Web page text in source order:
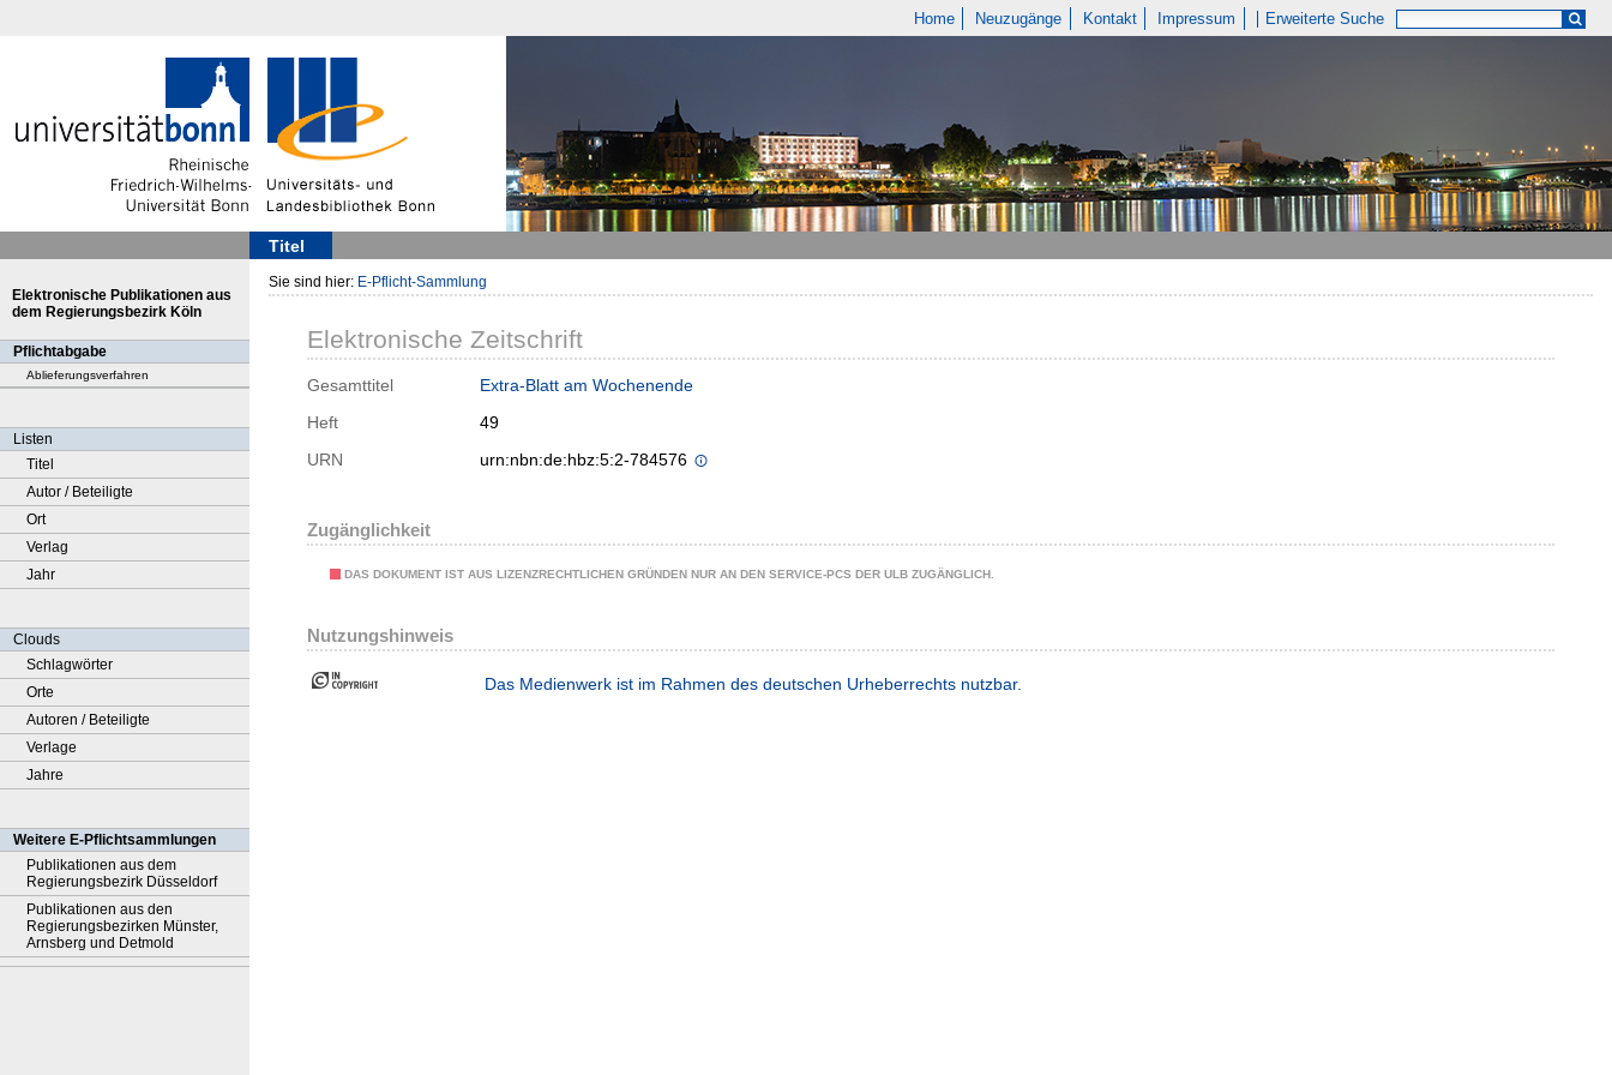
Home Neuzugänge Kontakt Impressum Erweiterte Suche
Titel
Elektronische Publikationen aus
dem Regierungsbezirk Köln
Pflichtabgabe
Ablieferungsverfahren
Listen
Titel
Autor / Beteiligte
Ort
Verlag
Jahr
Clouds
Schlagwörter
Orte
Autoren / Beteiligte
Verlage
Jahre
Weitere E-Pflichtsammlungen
Publikationen aus dem
Regierungsbezirk Düsseldorf
Publikationen aus den
Regierungsbezirken Münster,
Arnsberg und Detmold
Sie sind hier: E-Pflicht-Sammlung
Elektronische Zeitschrift
Gesamttitel
Extra-Blatt am Wochenende
Heft
49
URN
urn:nbn:de:hbz:5:2-784576
Zugänglichkeit
DAS DOKUMENT IST AUS LIZENZRECHTLICHEN GRÜNDEN NUR AN DEN SERVICE-PCS DER ULB ZUGÄNGLICH.
Nutzungshinweis
Das Medienwerk ist im Rahmen des deutschen Urheberrechts nutzbar.